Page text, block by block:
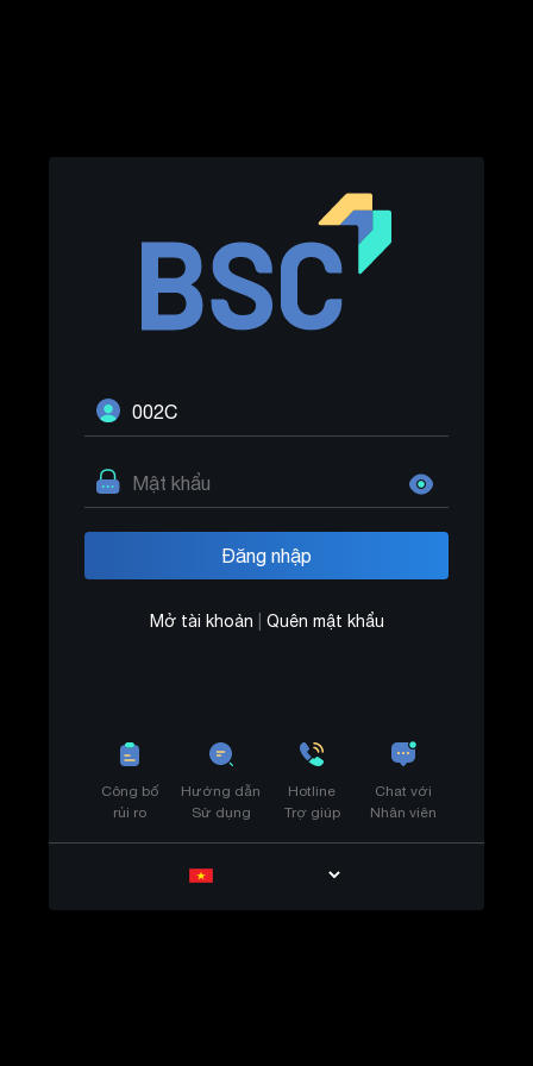
Mở tài khoản Quên mật khẩu
Công bố
rủi ro
Hướng dẫn
Sử dụng
Hotline
Trợ giúp
Chat với
Nhân viên